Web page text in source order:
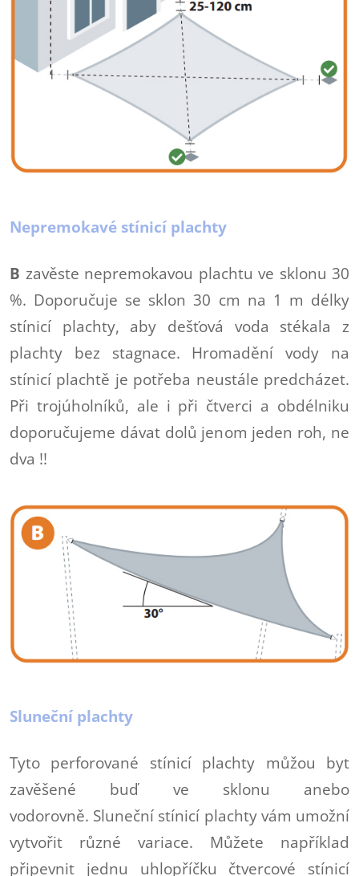
Nepremokavé stínicí plachty
B zavěste nepremokavou plachtu ve sklonu 30
%. Doporučuje se sklon 30 cm na 1 m délky
stínicí plachty, aby dešťová voda stékala z
plachty bez stagnace. Hromadění vody na
stínicí plachtě je potřeba neustále predcházet.
Při trojúholníků, ale i při čtverci a obdélniku
doporučujeme dávat dolů jenom jeden roh, ne
dva !!
Sluneční plachty
Tyto perforované stínicí plachty můžou byt
zavěšené buď ve sklonu anebo
vodorovně. Sluneční stínicí plachty vám umožní
vytvořit různé variace. Můžete například
připevnit jednu uhlopříčku čtvercové stínicí